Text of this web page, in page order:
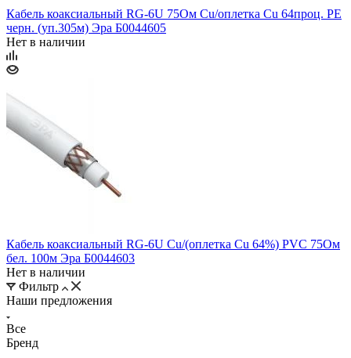
Кабель коаксиальный RG-6U 75Ом Cu/оплетка Cu 64проц. PE
черн. (уп.305м) Эра Б0044605
Нет в наличии
Кабель коаксиальный RG-6U Cu/(оплетка Cu 64%) PVC 75Ом
бел. 100м Эра Б0044603
Нет в наличии
Фильтр
Наши предложения
Все
Бренд